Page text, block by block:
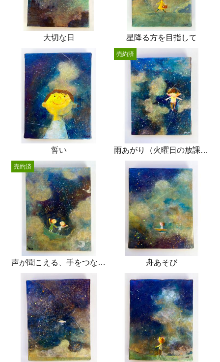
大切な日 星降る方を目指して
誓い 雨あがり（火曜日の放課後）
売約済
声が聞こえる、手をつなぐ、
売約済
舟あそび